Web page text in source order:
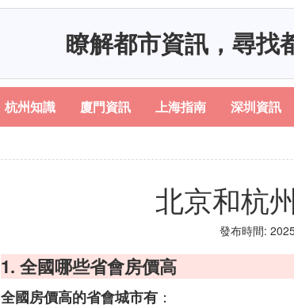
瞭解都市資訊，尋找
杭州知識 廈門資訊 上海指南 深圳資訊
北京和杭
發布時間:
1. 全國哪些省會房價高
全國房價高的省會城市有 ：